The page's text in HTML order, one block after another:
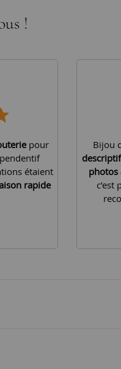
!
pour
étaient
rapide
Bijou
photos